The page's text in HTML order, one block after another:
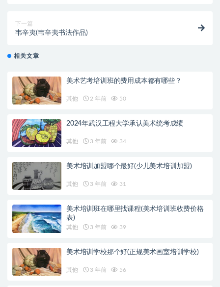
下一篇
韦辛夷(韦辛夷书法作品)
相关文章
美术艺考培训班的费用成本都有哪些？
其他 2 年前 50
2024年武汉工程大学承认美术统考成绩
其他 3 年前 34
美术培训加盟哪个最好(少儿美术培训加盟)
其他 3 年前 31
美术培训班在哪里找课程(美术培训班收费价格
表)
其他 3 年前 39
美术培训学校那个好(正规美术画室培训学校)
其他 3 年前 56